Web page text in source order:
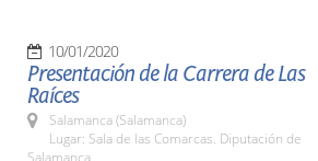
10/01/2020
Presentación de la Carrera de Las
Raíces
Salamanca (Salamanca)
Lugar: Sala de las Comarcas. Diputación de
Salamanca